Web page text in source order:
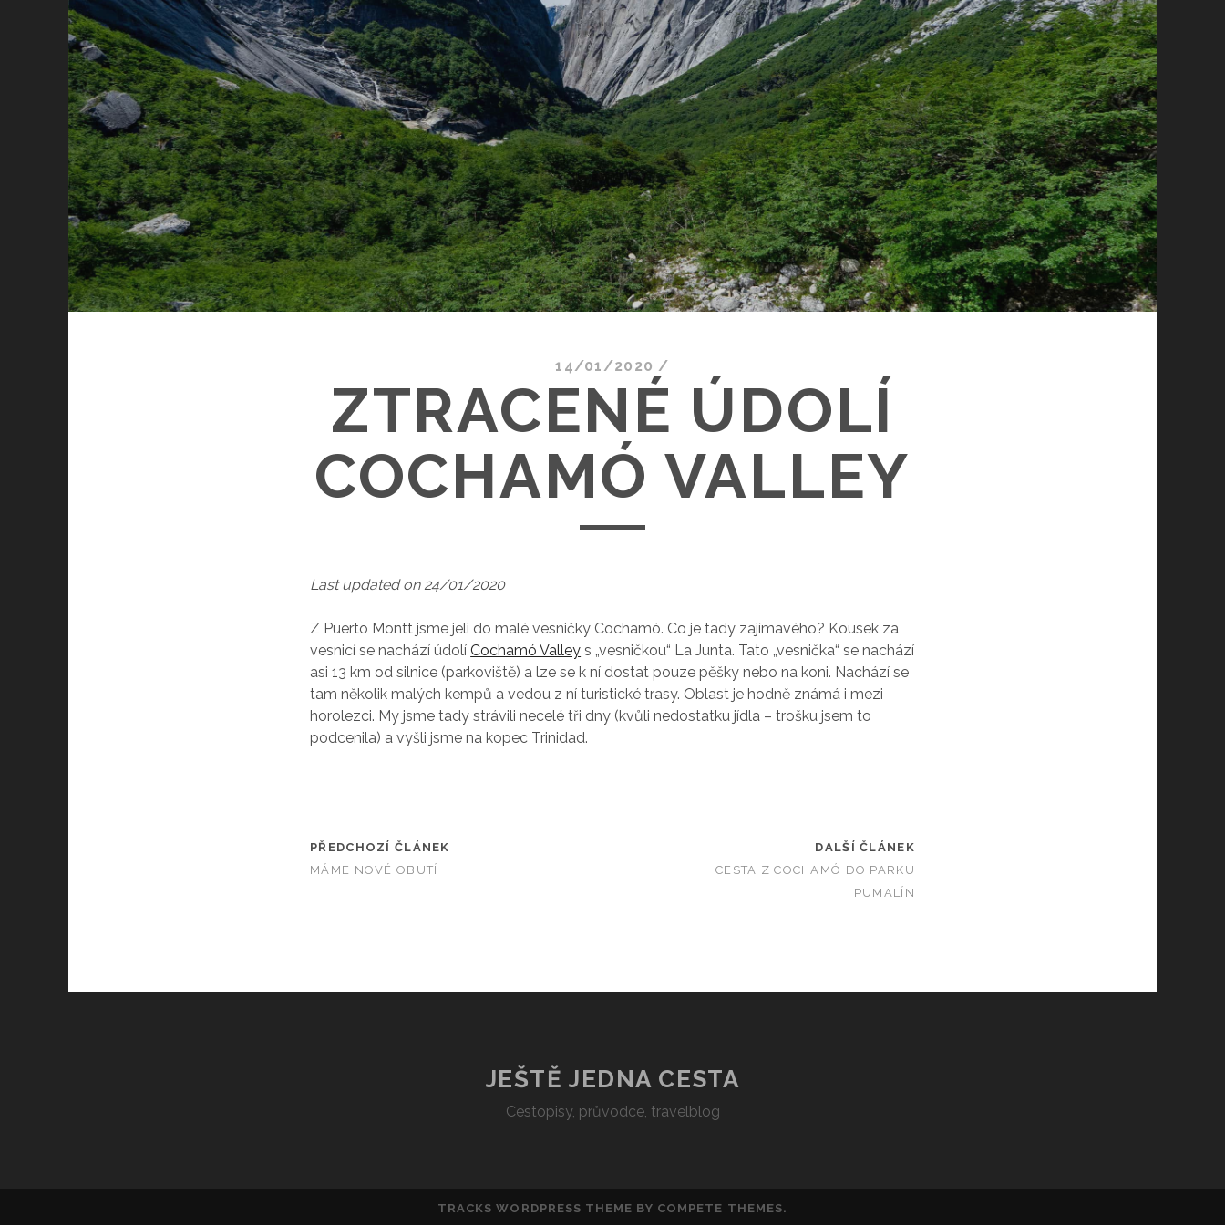
14/01/2020 /
ZTRACENÉ ÚDOLÍ
COCHAMÓ VALLEY
Last updated on 24/01/2020
Z Puerto Montt jsme jeli do malé vesničky Cochamó. Co je tady zajímavého? Kousek za
vesnicí se nachází údolíCochamó Valley s „vesničkou“ La Junta. Tato „vesnička“ se nachází
asi 13 km od silnice (parkoviště) a lze se k ní dostat pouze pěšky nebo na koni. Nachází se
tam několik malých kempů a vedou z ní turistické trasy. Oblast je hodně známá i mezi
horolezci. My jsme tady strávili necelé tři dny (kvůli nedostatku jídla – trošku jsem to
podcenila) a vyšli jsme na kopec Trinidad.
PŘEDCHOZÍ ČLÁNEK
MÁME NOVÉ OBUTÍ
DALŠÍ ČLÁNEK
CESTA Z COCHAMÓ DO PARKU
PUMALÍN
JEŠTĚ JEDNA CESTA
Cestopisy, průvodce, travelblog
TRACKS WORDPRESS THEME BY COMPETE THEMES.